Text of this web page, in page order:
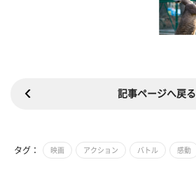
記事ページへ戻る
タグ： 映画 アクション バトル 感動